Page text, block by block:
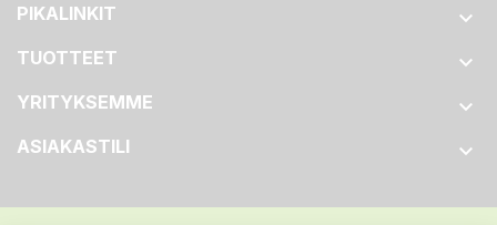
PIKALINKIT 
TUOTTEET 
YRITYKSEMME 
ASIAKASTILI 